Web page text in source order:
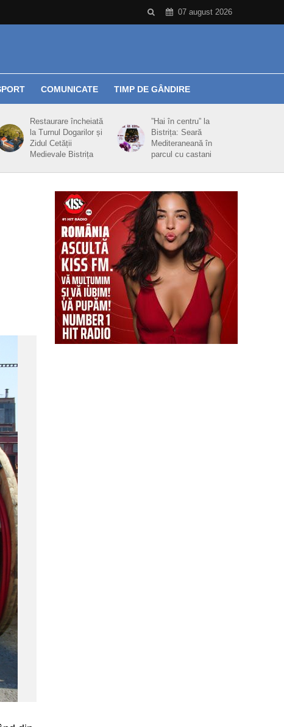
07 august 2026
COMUNICATE TIMP DE GÂNDIRE
Restaurare încheiată
la Turnul Dogarilor și
Zidul Cetății
Medievale Bistrița
”Hai în centru” la
Bistrița: Seară
Mediteraneană în
parcul cu castani